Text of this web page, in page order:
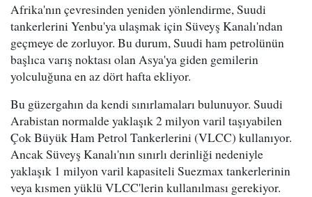
Afrika'nın çevresinden yeniden yönlendirme, Suudi
tankerlerini Yenbu'ya ulaşmak için Süveyş Kanalı'ndan
geçmeye de zorluyor. Bu durum, Suudi ham petrolünün
başlıca varış noktası olan Asya'ya giden gemilerin
yolculuğuna en az dört hafta ekliyor.
Bu güzergahın da kendi sınırlamaları bulunuyor. Suudi
Arabistan normalde yaklaşık 2 milyon varil taşıyabilen
Çok Büyük Ham Petrol Tankerlerini (VLCC) kullanıyor.
Ancak Süveyş Kanalı'nın sınırlı derinliği nedeniyle
yaklaşık 1 milyon varil kapasiteli Suezmax tankerlerinin
veya kısmen yüklü VLCC'lerin kullanılması gerekiyor.